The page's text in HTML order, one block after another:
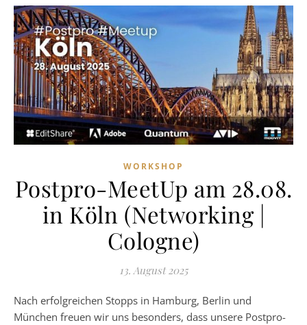
WORKSHOP
Postpro-MeetUp am 28.08.
in Köln (Networking |
Cologne)
13. August 2025
Nach erfolgreichen Stopps in Hamburg, Berlin und
München freuen wir uns besonders, dass unsere Postpro-